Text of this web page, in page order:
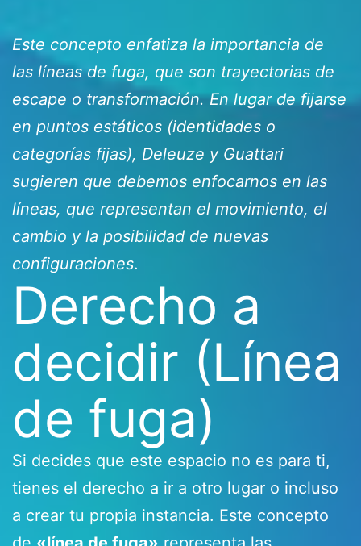
Este concepto enfatiza la importancia de
las líneas de fuga, que son trayectorias de
escape o transformación. En lugar de fijarse
en puntos estáticos (identidades o
categorías fijas), Deleuze y Guattari
sugieren que debemos enfocarnos en las
líneas, que representan el movimiento, el
cambio y la posibilidad de nuevas
configuraciones.
Derecho a
decidir (Línea
de fuga)
Si decides que este espacio no es para ti,
tienes el derecho a ir a otro lugar o incluso
a crear tu propia instancia. Este concepto